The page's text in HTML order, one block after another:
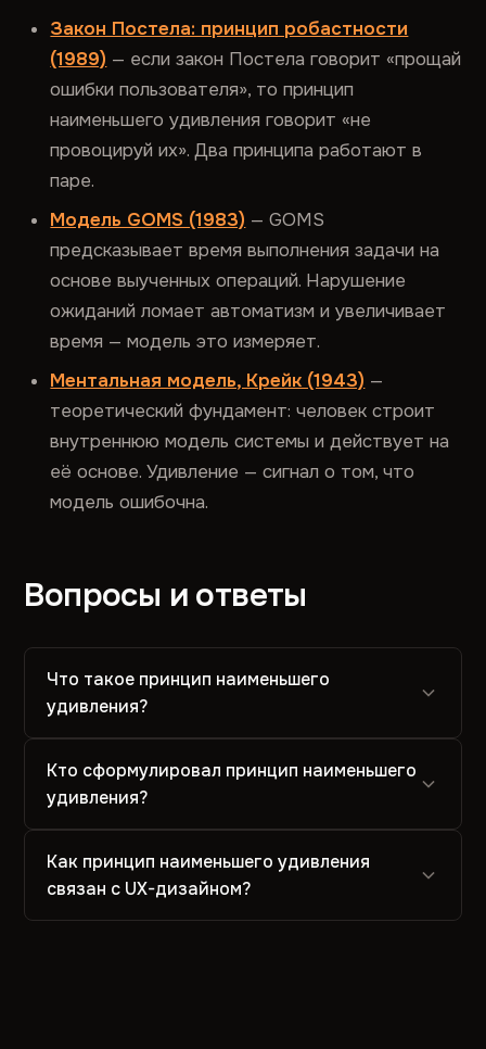
Закон Постела: принцип робастности
(1989) — если закон Постела говорит «прощай
ошибки пользователя», то принцип
наименьшего удивления говорит «не
провоцируй их». Два принципа работают в
паре.
Модель GOMS (1983) — GOMS
предсказывает время выполнения задачи на
основе выученных операций. Нарушение
ожиданий ломает автоматизм и увеличивает
время — модель это измеряет.
Ментальная модель, Крейк (1943) —
теоретический фундамент: человек строит
внутреннюю модель системы и действует на
её основе. Удивление — сигнал о том, что
модель ошибочна.
Вопросы и ответы
Что такое принцип наименьшего
удивления?
Кто сформулировал принцип наименьшего
удивления?
Как принцип наименьшего удивления
связан с UX-дизайном?